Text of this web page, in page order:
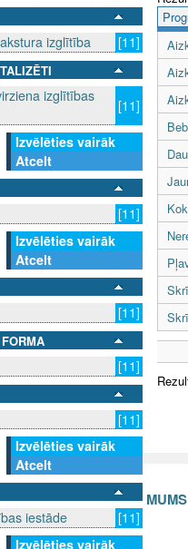
izglītība [11]
izglītības
[11]
Izvēlēties vairāk
Atcelt
[11]
Izvēlēties vairāk
Atcelt
[11]
[11]
[11]
Izvēlēties vairāk
Atcelt
iestāde
[11]
Izvēlēties vairāk
SAZINIES AR MUMS
info@niid.lv